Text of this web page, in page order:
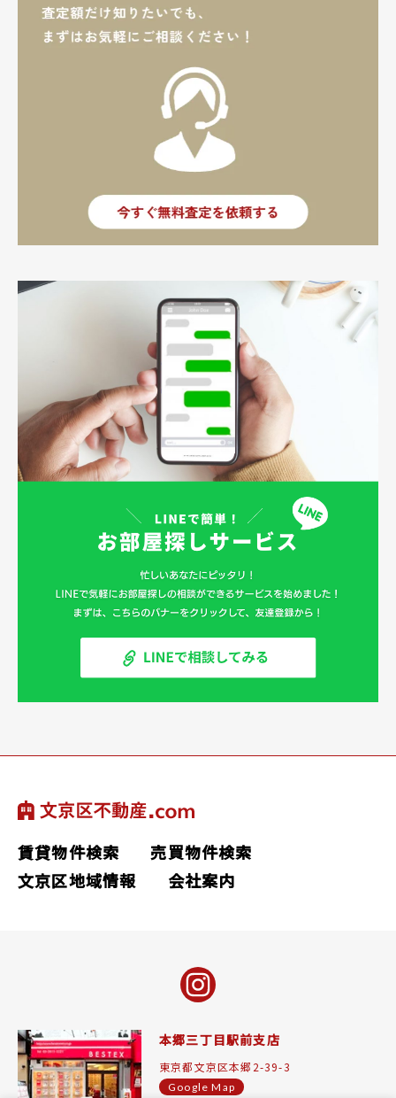
賃貸物件検索
売買物件検索
文京区地域情報
会社案内
本郷三丁目駅前支店
東京都文京区本郷2-39-3
Google Map